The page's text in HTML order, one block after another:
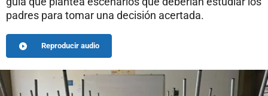
padres para tomar una decisión acertada.
Reproducir audio